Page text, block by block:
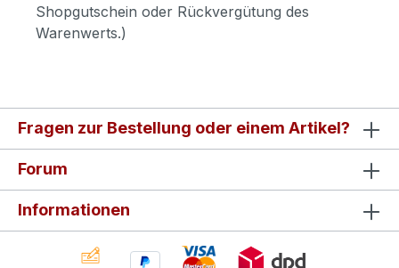
Shopgutschein oder Rückvergütung des
Warenwerts.)
Fragen zur Bestellung oder einem Artikel?
Forum
Informationen